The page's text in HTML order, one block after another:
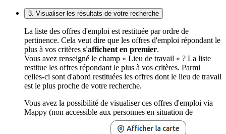
3. Visualiser les résultats de votre recherche
La liste des offres d'emploi est restituée par ordre de
pertinence. Cela veut dire que les offres d'emploi répondant le
plus à vos critères s'affichent en premier.
Vous avez renseigné le champ « Lieu de travail » ? La liste
restitue les offres répondant le plus à vos critères. Parmi
celles-ci sont d'abord restituées les offres dont le lieu de travail
est le plus proche de votre recherche.
Vous avez la possibilité de visualiser ces offres d'emploi via
Mappy (non accessible aux personnes en situation de